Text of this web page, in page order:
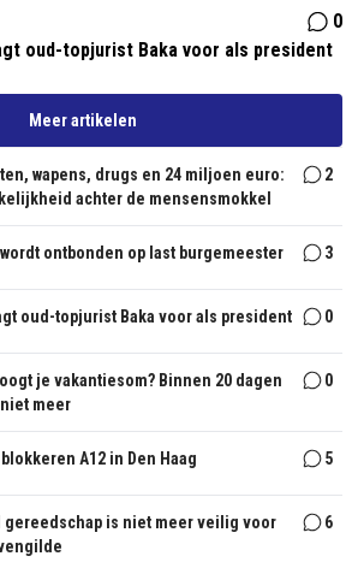
0
oud-topjurist Baka voor als president
Meer artikelen
wapens, drugs en 24 miljoen euro:
achter de mensensmokkel
2
wordt ontbonden op last burgemeester 3
oud-topjurist Baka voor als president 0
je vakantiesom? Binnen 20 dagen
meer
0
A12 in Den Haag 5
is niet meer veilig voor
6